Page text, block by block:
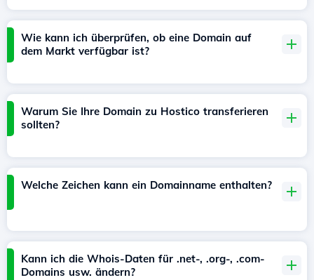
Wie kann ich überprüfen, ob eine Domain auf
dem Markt verfügbar ist?
Warum Sie Ihre Domain zu Hostico transferieren
sollten?
Welche Zeichen kann ein Domainname enthalten?
Kann ich die Whois-Daten für .net-, .org-, .com-
Domains usw. ändern?